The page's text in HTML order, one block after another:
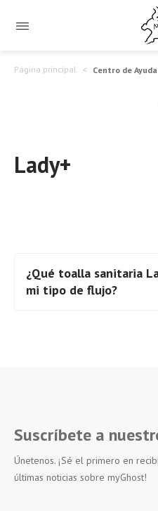
Página principal Centro de Ayuda
Lady+
¿Qué toalla sanitaria
mi tipo de flujo?
Suscríbete a
Únetenos. ¡Sé el primero en
últimas noticias sobre myGhost!